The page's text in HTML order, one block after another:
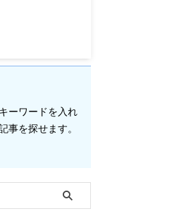
ーワードを入れ
事を探せます。